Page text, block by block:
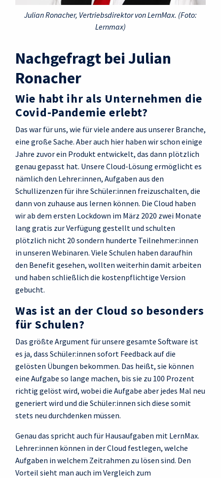
Julian Ronacher, Vertriebsdirektor von LernMax. (Foto:
Lernmax)
Nachgefragt bei Julian
Ronacher
Wie habt ihr als Unternehmen die
Covid-Pandemie erlebt?
Das war für uns, wie für viele andere aus unserer Branche,
eine große Sache. Aber auch hier haben wir schon einige
Jahre zuvor ein Produkt entwickelt, das dann plötzlich
genau gepasst hat. Unsere Cloud-Lösung ermöglicht es
nämlich den Lehrer:innen, Aufgaben aus den
Schullizenzen für ihre Schüler:innen freizuschalten, die
dann von zuhause aus lernen können. Die Cloud haben
wir ab dem ersten Lockdown im März 2020 zwei Monate
lang gratis zur Verfügung gestellt und schulten
plötzlich nicht 20 sondern hunderte Teilnehmer:innen
in unseren Webinaren. Viele Schulen haben daraufhin
den Benefit gesehen, wollten weiterhin damit arbeiten
und haben schließlich die kostenpflichtige Version
gebucht.
Was ist an der Cloud so besonders
für Schulen?
Das größte Argument für unsere gesamte Software ist
es ja, dass Schüler:innen sofort Feedback auf die
gelösten Übungen bekommen. Das heißt, sie können
eine Aufgabe so lange machen, bis sie zu 100 Prozent
richtig gelöst wird, wobei die Aufgabe aber jedes Mal neu
generiert wird und die Schüler:innen sich diese somit
stets neu durchdenken müssen.
Genau das spricht auch für Hausaufgaben mit LernMax.
Lehrer:innen können in der Cloud festlegen, welche
Aufgaben in welchem Zeitrahmen zu lösen sind. Den
Vorteil sieht man auch im Vergleich zum